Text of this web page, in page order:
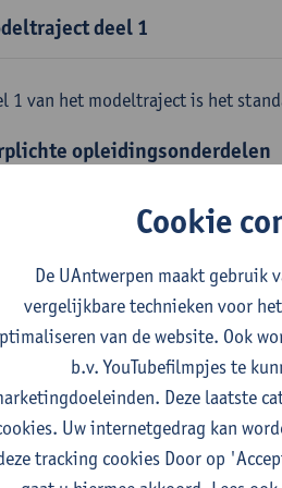
deel 1
1 van het modeltraject is het
opleidingsonderdelen
1E SEM
methoden en technieken
1E SEM
Jan Sijbers
chemie m.i.v.
1E SEM
Frank Blockhuys
Cookie
De UAntwerpen maakt gebruik
vergelijkbare technieken voor
van de website. Ook
b.v. YouTubefilmpjes te
Deze laatste
Uw internetgedrag kan
tracking cookies Door op